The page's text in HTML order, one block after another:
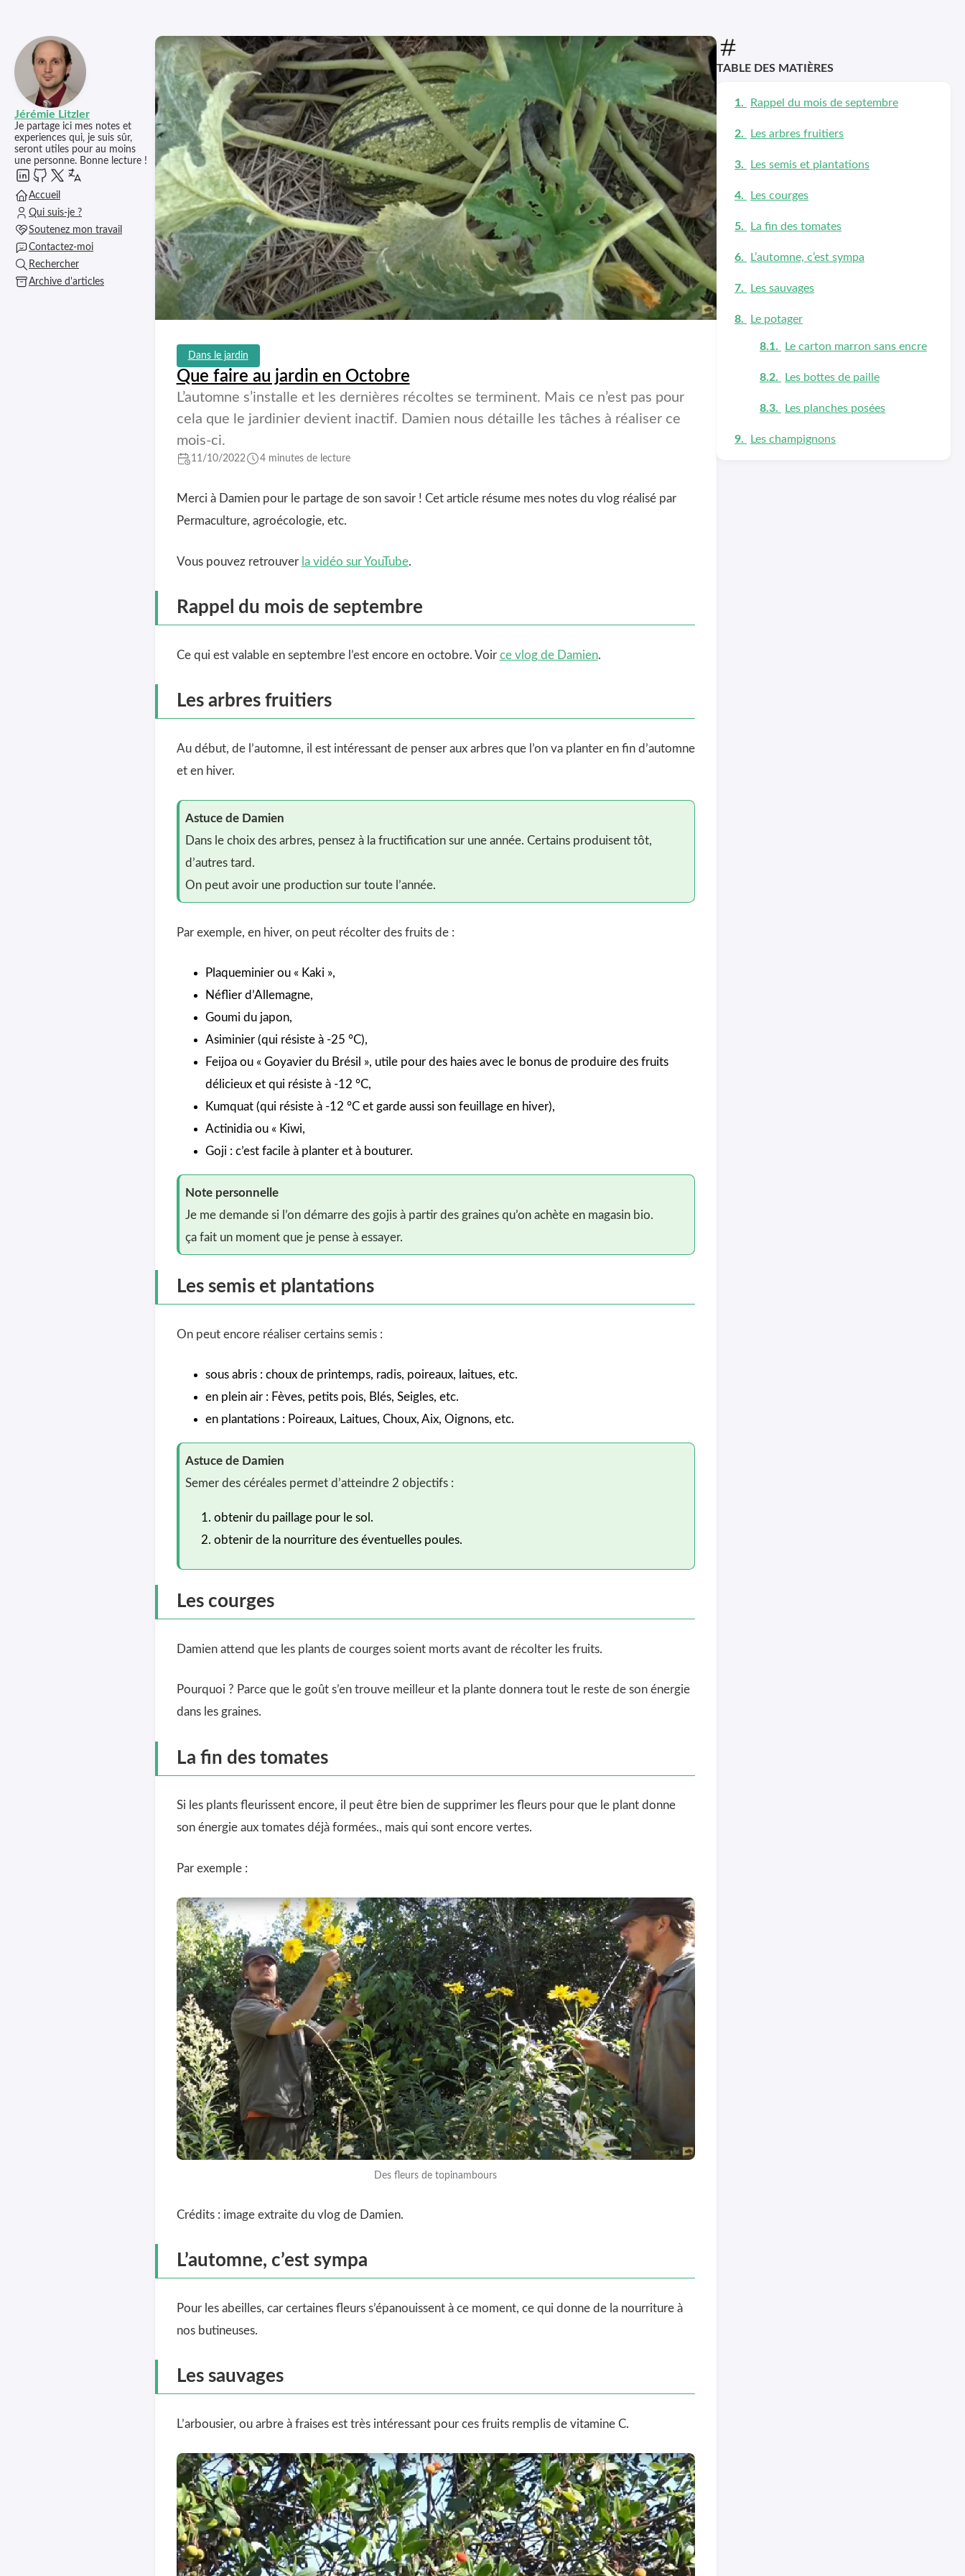
Jérémie Litzler
Je partage ici mes notes et
experiences qui, je suis sûr,
seront utiles pour au moins
une personne. Bonne lecture !
Accueil
Qui suis-je ?
Soutenez mon travail
Contactez-moi
Rechercher
Archive d'articles
TABLE DES MATIÈRES
Rappel du mois de septembre
Les arbres fruitiers
Les semis et plantations
Les courges
La fin des tomates
L’automne, c’est sympa
Les sauvages
Le potager
Le carton marron sans encre
Les bottes de paille
Les planches posées
Les champignons
Dans le jardin
Que faire au jardin en Octobre
L’automne s’installe et les dernières récoltes se terminent. Mais ce n’est pas pour
cela que le jardinier devient inactif. Damien nous détaille les tâches à réaliser ce
mois-ci.
11/10/2022 4 minutes de lecture
Merci à Damien pour le partage de son savoir ! Cet article résume mes notes du vlog réalisé par
Permaculture, agroécologie, etc.
Vous pouvez retrouver la vidéo sur YouTube.
Rappel du mois de septembre
Ce qui est valable en septembre l’est encore en octobre. Voir ce vlog de Damien.
Les arbres fruitiers
Au début, de l’automne, il est intéressant de penser aux arbres que l’on va planter en fin d’automne
et en hiver.
Astuce de Damien
Dans le choix des arbres, pensez à la fructification sur une année. Certains produisent tôt,
d’autres tard.
On peut avoir une production sur toute l’année.
Par exemple, en hiver, on peut récolter des fruits de :
Plaqueminier ou « Kaki »,
Néflier d’Allemagne,
Goumi du japon,
Asiminier (qui résiste à -25 °C),
Feijoa ou « Goyavier du Brésil », utile pour des haies avec le bonus de produire des fruits
délicieux et qui résiste à -12 °C,
Kumquat (qui résiste à -12 °C et garde aussi son feuillage en hiver),
Actinidia ou « Kiwi,
Goji : c’est facile à planter et à bouturer.
Note personnelle
Je me demande si l’on démarre des gojis à partir des graines qu’on achète en magasin bio.
ça fait un moment que je pense à essayer.
Les semis et plantations
On peut encore réaliser certains semis :
sous abris : choux de printemps, radis, poireaux, laitues, etc.
en plein air : Fèves, petits pois, Blés, Seigles, etc.
en plantations : Poireaux, Laitues, Choux, Aix, Oignons, etc.
Astuce de Damien
Semer des céréales permet d’atteindre 2 objectifs :
obtenir du paillage pour le sol.
obtenir de la nourriture des éventuelles poules.
Les courges
Damien attend que les plants de courges soient morts avant de récolter les fruits.
Pourquoi ? Parce que le goût s’en trouve meilleur et la plante donnera tout le reste de son énergie
dans les graines.
La fin des tomates
Si les plants fleurissent encore, il peut être bien de supprimer les fleurs pour que le plant donne
son énergie aux tomates déjà formées., mais qui sont encore vertes.
Par exemple :
Des fleurs de topinambours
Crédits : image extraite du vlog de Damien.
L’automne, c’est sympa
Pour les abeilles, car certaines fleurs s’épanouissent à ce moment, ce qui donne de la nourriture à
nos butineuses.
Les sauvages
L’arbousier, ou arbre à fraises est très intéressant pour ces fruits remplis de vitamine C.